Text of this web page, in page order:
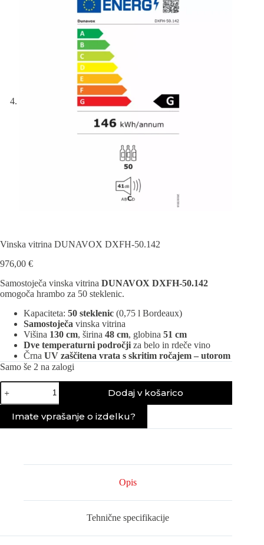
Vinska vitrina DUNAVOX DXFH-50.142
976,00 €
Samostoječa vinska vitrina DUNAVOX DXFH-50.142
omogoča hrambo za 50 steklenic.
Kapaciteta: 50 steklenic (0,75 l Bordeaux)
Samostoječa vinska vitrina
Višina 130 cm, širina 48 cm, globina 51 cm
Dve temperaturni področji za belo in rdeče vino
Črna UV zaščitena vrata s skritim ročajem – utorom
Samo še 2 na zalogi
Vinska
vitrina
DUNAVOX
DXFH-
Dodaj v košarico
Imate vprašanje o izdelku?
Opis
Tehnične specifikacije